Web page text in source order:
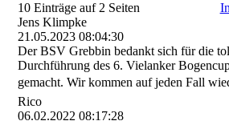
10 Einträge auf 2 Seiten
Jens Klimpke
21.05.2023 08:04:30
Der BSV Grebbin bedankt sich für die
Durchführung des 6. Vielanker
gemacht. Wir kommen auf jeden Fall
Rico
06.02.2022 08:17:28